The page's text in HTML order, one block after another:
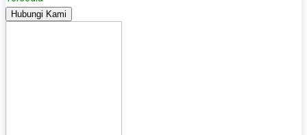
Hubungi Kami